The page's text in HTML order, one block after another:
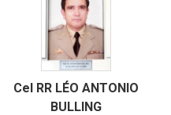
Cel RR LÉO ANTONIO
BULLING